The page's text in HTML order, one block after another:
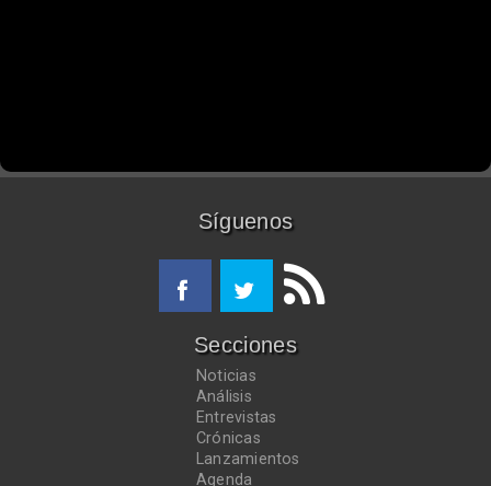
Síguenos
Secciones
Noticias
Análisis
Entrevistas
Crónicas
Lanzamientos
Agenda